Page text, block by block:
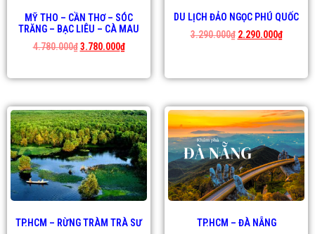
MỸ THO – CẦN THƠ – SÓC
TRĂNG – BẠC LIÊU – CÀ MAU
4.780.000₫ 3.780.000₫
DU LỊCH ĐẢO NGỌC PHÚ QUỐC
3.290.000₫ 2.290.000₫
TP.HCM – RỪNG TRÀM TRÀ SƯ
TP.HCM – ĐÀ NẴNG